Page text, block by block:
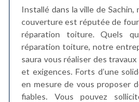
Installé dans la ville de
couverture est réputée de
réparation toiture. Quels
réparation toiture, notre
saura vous réaliser des
et exigences. Forts d’une
en mesure de vous proposer
fiables. Vous pouvez